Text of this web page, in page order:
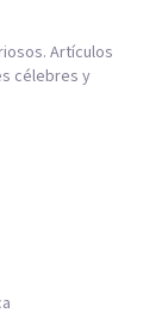
Artículos
célebres y